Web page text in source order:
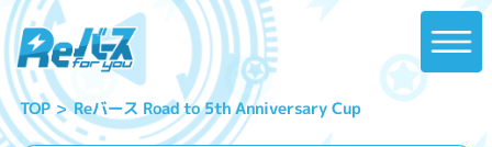
TOP Reバース Road to 5th Anniversary Cup